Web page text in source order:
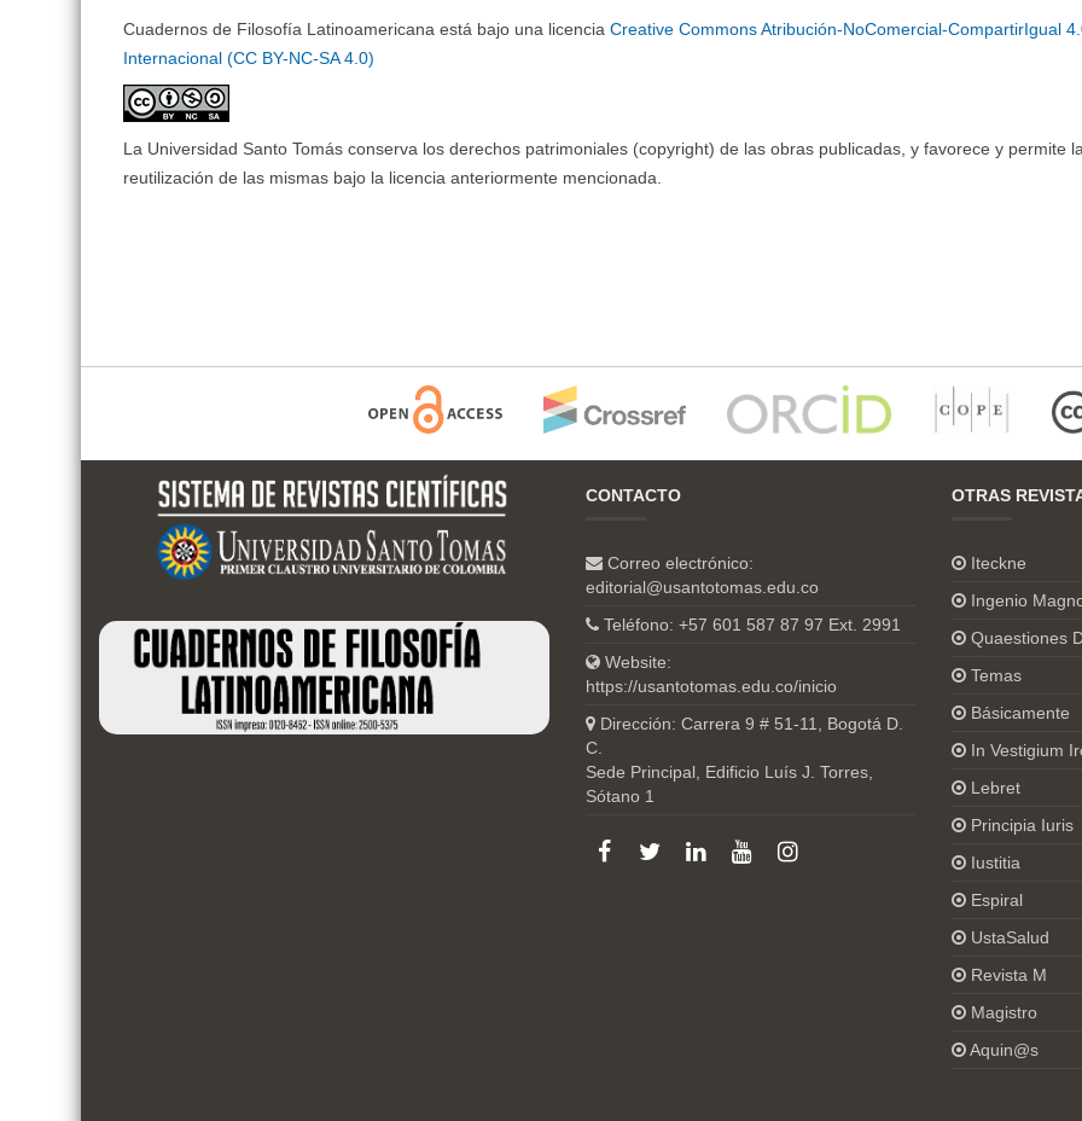
Cuadernos de Filosofía Latinoamericana está bajo una licenciaCreative Commons Atribución-NoComercial-CompartirIgual
Internacional (CC BY-NC-SA 4.0)
La Universidad Santo Tomás conserva los derechos patrimoniales (copyright) de las obras publicadas, y favorece y permite la
reutilización de las mismas bajo la licencia anteriormente mencionada.
CONTACTO
Correo electrónico:
editorial@usantotomas.edu.co
Teléfono: +57 601 587 87 97 Ext. 2991
Website:
https://usantotomas.edu.co/inicio
Dirección: Carrera 9 # 51-11, Bogotá D.
C.
Sede Principal, Edificio Luís J. Torres,
Sótano 1
OTRAS
Iteckne
Ingenio
Quaestiones
Temas
Básicamente
In Vestigium
Lebret
Principia Iuris
Iustitia
Espiral
UstaSalud
Revista M
Magistro
Aquin@s